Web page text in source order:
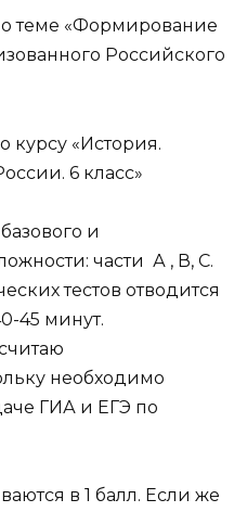
теме «Формирование
Российского
курсу «История.
6 класс»
и
части А , В, С.
тестов отводится
45 минут.
необходимо
ГИА и ЕГЭ по
в 1 балл. Если же